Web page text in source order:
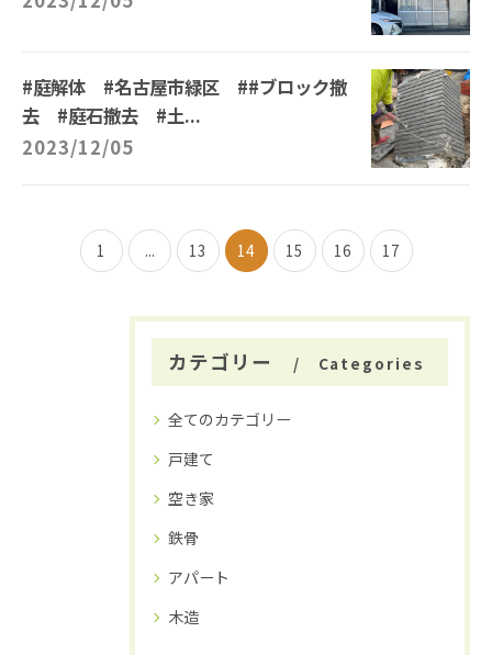
#庭解体 #名古屋市緑区 ##ブロック撤
去 #庭石撤去 #土...
2023/12/05
1 ... 13 14 15 16 17
カテゴリー Categories
全てのカテゴリー
戸建て
空き家
鉄骨
アパート
木造